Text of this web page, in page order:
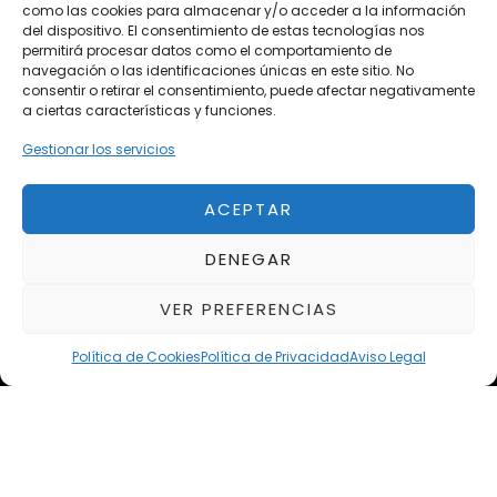
como las cookies para almacenar y/o acceder a la información
del dispositivo. El consentimiento de estas tecnologías nos
permitirá procesar datos como el comportamiento de
navegación o las identificaciones únicas en este sitio. No
consentir o retirar el consentimiento, puede afectar negativamente
a ciertas características y funciones.
Gestionar los servicios
ACEPTAR
DENEGAR
VER PREFERENCIAS
Política de CookiesPolítica de PrivacidadAviso Legal
Próximos
Eclipse by SELECTO
Del 12/08/2026 al 12/08/2026
Exclusive Top Cars 2026
Del 02/10/2026 al 05/10/2026